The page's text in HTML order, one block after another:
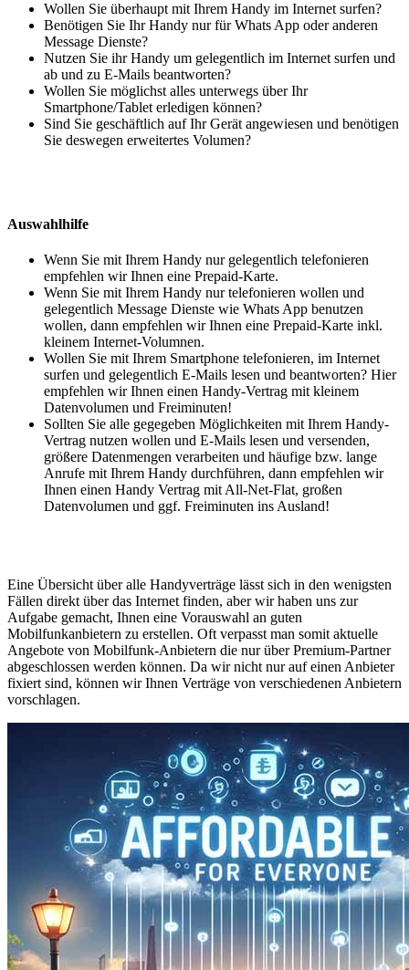
Wollen Sie überhaupt mit Ihrem Handy im Internet surfen?
Benötigen Sie Ihr Handy nur für Whats App oder anderen
Message Dienste?
Nutzen Sie ihr Handy um gelegentlich im Internet surfen und
ab und zu E-Mails beantworten?
Wollen Sie möglichst alles unterwegs über Ihr
Smartphone/Tablet erledigen können?
Sind Sie geschäftlich auf Ihr Gerät angewiesen und benötigen
Sie deswegen erweitertes Volumen?
Auswahlhilfe
Wenn Sie mit Ihrem Handy nur gelegentlich telefonieren
empfehlen wir Ihnen eine Prepaid-Karte.
Wenn Sie mit Ihrem Handy nur telefonieren wollen und
gelegentlich Message Dienste wie Whats App benutzen
wollen, dann empfehlen wir Ihnen eine Prepaid-Karte inkl.
kleinem Internet-Volumnen.
Wollen Sie mit Ihrem Smartphone telefonieren, im Internet
surfen und gelegentlich E-Mails lesen und beantworten? Hier
empfehlen wir Ihnen einen Handy-Vertrag mit kleinem
Datenvolumen und Freiminuten!
Sollten Sie alle gegegeben Möglichkeiten mit Ihrem Handy-
Vertrag nutzen wollen und E-Mails lesen und versenden,
größere Datenmengen verarbeiten und häufige bzw. lange
Anrufe mit Ihrem Handy durchführen, dann empfehlen wir
Ihnen einen Handy Vertrag mit All-Net-Flat, großen
Datenvolumen und ggf. Freiminuten ins Ausland!
Eine Übersicht über alle Handyverträge lässt sich in den wenigsten
Fällen direkt über das Internet finden, aber wir haben uns zur
Aufgabe gemacht, Ihnen eine Vorauswahl an guten
Mobilfunkanbietern zu erstellen. Oft verpasst man somit aktuelle
Angebote von Mobilfunk-Anbietern die nur über Premium-Partner
abgeschlossen werden können. Da wir nicht nur auf einen Anbieter
fixiert sind, können wir Ihnen Verträge von verschiedenen Anbietern
vorschlagen.